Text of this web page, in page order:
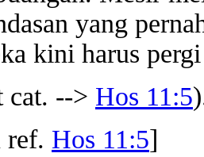
yang
kini harus
cat. --> Hos 11:5
ref. Hos 11:5]